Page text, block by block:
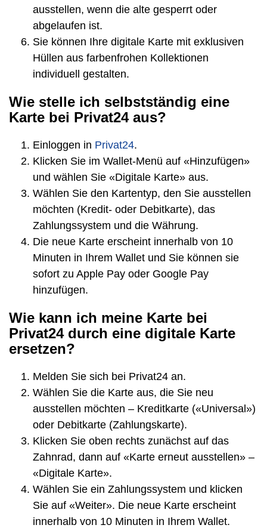
ausstellen, wenn die alte gesperrt oder
abgelaufen ist.
Sie können Ihre digitale Karte mit exklusiven
Hüllen aus farbenfrohen Kollektionen
individuell gestalten.
Wie stelle ich selbstständig eine
Karte bei Privat24 aus?
Einloggen in Privat24.
Klicken Sie im Wallet-Menü auf «Hinzufügen»
und wählen Sie «Digitale Karte» aus.
Wählen Sie den Kartentyp, den Sie ausstellen
möchten (Kredit- oder Debitkarte), das
Zahlungssystem und die Währung.
Die neue Karte erscheint innerhalb von 10
Minuten in Ihrem Wallet und Sie können sie
sofort zu Apple Pay oder Google Pay
hinzufügen.
Wie kann ich meine Karte bei
Privat24 durch eine digitale Karte
ersetzen?
Melden Sie sich bei Privat24 an.
Wählen Sie die Karte aus, die Sie neu
ausstellen möchten – Kreditkarte («Universal»)
oder Debitkarte (Zahlungskarte).
Klicken Sie oben rechts zunächst auf das
Zahnrad, dann auf «Karte erneut ausstellen» –
«Digitale Karte».
Wählen Sie ein Zahlungssystem und klicken
Sie auf «Weiter». Die neue Karte erscheint
innerhalb von 10 Minuten in Ihrem Wallet.